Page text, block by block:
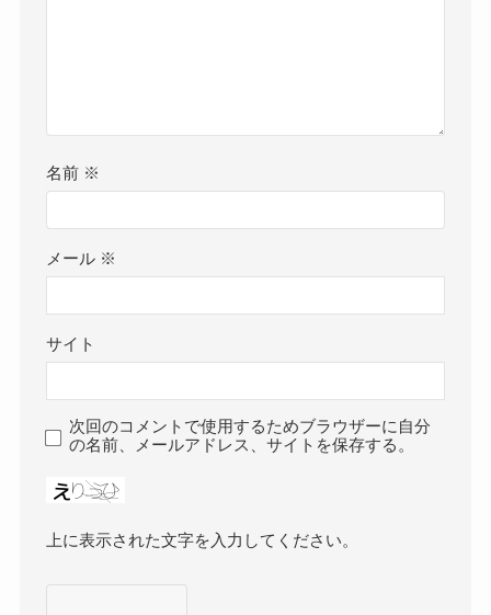
名前 ※
メール ※
サイト
次回のコメントで使用するためブラウザーに自分
の名前、メールアドレス、サイトを保存する。
上に表示された文字を入力してください。